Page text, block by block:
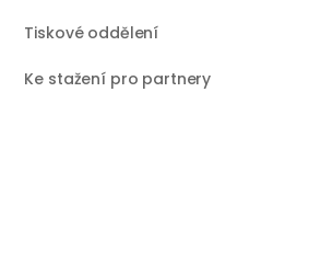
Tiskové oddělení
Ke stažení pro partnery